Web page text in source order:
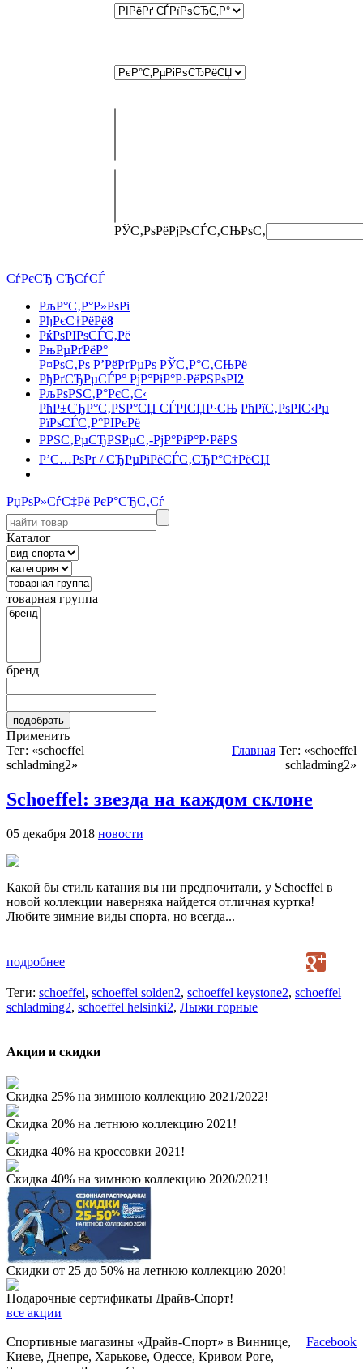
РЎС‚РѕРёРјРѕСЃС‚СЊРѕС‚
СѓРєСЂ СЂСѓСЃ
РљР°С‚Р°Р»РѕРі
РђРєС†РёРё8
РќРѕРІРѕСЃС‚Рё
РњРµРґРёР°
Р¤РѕС‚Рѕ Р’РёРґРµРѕ РЎС‚Р°С‚СЊРё
РђРґСЂРµСЃР° РјР°РіР°Р·РёРЅРѕРІ2
РљРѕРЅС‚Р°РєС‚С‹
РћР±СЂР°С‚РЅР°СЏ СЃРІСЏР·СЊ РћРїС‚РѕРІС‹Рµ
РїРѕСЃС‚Р°РІРєРё
РРЅС‚РµСЂРЅРµС‚-РјР°РіР°Р·РёРЅ
Р’С…РѕРґ / СЂРµРіРёСЃС‚СЂР°С†РёСЏ
РџРѕР»СѓС‡Рё РєР°СЂС‚Сѓ
Каталог
товарная группа
бренд
Применить
Тег: «schoeffel
schladming2»
Главная Тег: «schoeffel
schladming2»
Schoeffel: звезда на каждом склоне
05 декабря 2018 новости
Какой бы стиль катания вы ни предпочитали, у Schoeffel в
новой коллекции наверняка найдется отличная куртка!
Любите зимние виды спорта, но всегда...
подробнее
Теги: schoeffel, schoeffel solden2, schoeffel keystone2, schoeffel
schladming2, schoeffel helsinki2, Лыжи горные
Акции и скидки
Скидка 25% на зимнюю коллекцию 2021/2022!
Скидка 20% на летнюю коллекцию 2021!
Скидка 40% на кроссовки 2021!
Скидка 40% на зимнюю коллекцию 2020/2021!
Скидки от 25 до 50% на летнюю коллекцию 2020!
Подарочные сертификаты Драйв-Спорт!
все акции
Спортивные магазины «Драйв-Спорт» в Виннице,
Киеве, Днепре, Харькове, Одессе, Кривом Роге,
Facebook